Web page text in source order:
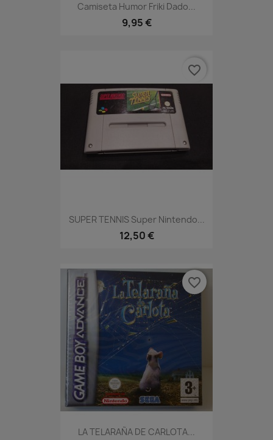
Camiseta Humor Friki Dado...
9,95 €
SUPER TENNIS Super Nintendo...
12,50 €
favorite_border
LA TELARAÑA DE CARLOTA...
favorite_border